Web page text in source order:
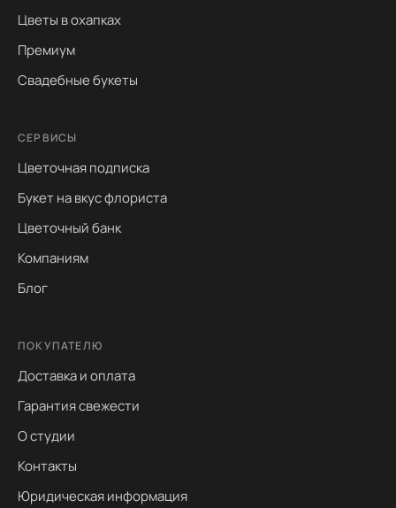
Цветы в охапках
Премиум
Свадебные букеты
СЕРВИСЫ
Цветочная подписка
Букет на вкус флориста
Цветочный банк
Компаниям
Блог
ПОКУПАТЕЛЮ
Доставка и оплата
Гарантия свежести
О студии
Контакты
Юридическая информация